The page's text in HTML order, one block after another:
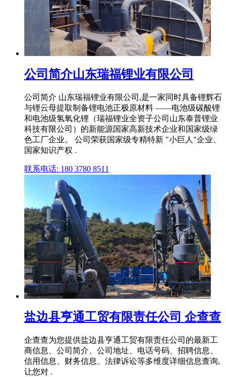
公司简介山东瑞福锂业有限公司
公司简介 山东瑞福锂业有限公司,是一家同时具备锂辉石
与锂云母提取制备锂电池正极原材料 ——电池级碳酸锂
和电池级氢氧化锂（瑞福锂业全资子公司山东泰普锂业
科技有限公司）的新能源国家高新技术企业和国家级绿
色工厂企业。 公司荣获国家级专精特新 "小巨人"企业、
国家知识产权 .
联系电话: 180 3780 8511
盐边县亨通工贸有限责任公司 企查查
企查查为您提供盐边县亨通工贸有限责任公司的最新工
商信息、公司简介、公司地址、电话号码、招聘信息、
信用信息、财务信息、法律诉讼等多维度详细信息查询,
让您对 .